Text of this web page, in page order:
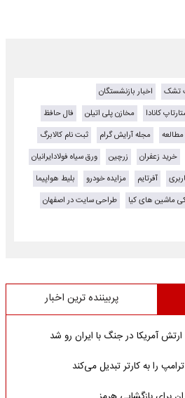
تشک
اخبار بازنشستگان
کانادا مخازن پلی اتیلن
فال حافظ
مجله آرایش گرام
ثبت نام کالابرگ
خرید زعفران زرچین
ورق سیاه فولادایرانیان
آفرتایم مزایده خودرو
بلیط هواپیما
ماشین های کیا
طراحی سایت در اصفهان
پربیننده ترین اخبار
آمریکا در جنگ با ایران رو شد
را به کارتر تبدیل می‌کند